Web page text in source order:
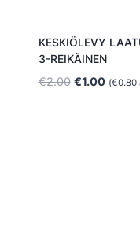
KESKIÖLEVY
3-REIKÄINEN
€2.00 €1.00 (€0.80